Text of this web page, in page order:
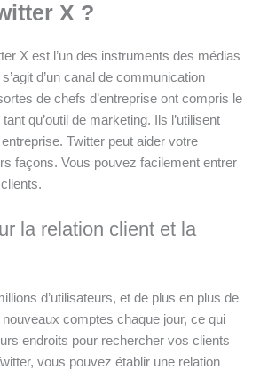
X ?
X est l’un des instruments des médias
d’un canal de communication
de chefs d’entreprise ont compris le
qu’outil de marketing. Ils l’utilisent
Twitter peut aider votre
façons. Vous pouvez facilement entrer
la relation client et la
d’utilisateurs, et de plus en plus de
comptes chaque jour, ce qui
endroits pour rechercher vos clients
vous pouvez établir une relation